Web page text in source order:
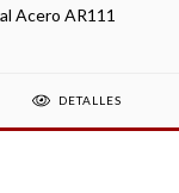
Acero AR111
DETALLES